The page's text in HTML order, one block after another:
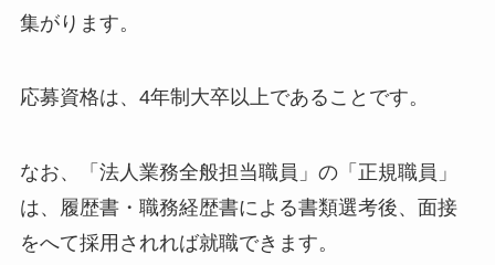
集がります。
応募資格は、4年制大卒以上であることです。
なお、「法人業務全般担当職員」の「正規職員」
は、履歴書・職務経歴書による書類選考後、面接
をへて採用されれば就職できます。